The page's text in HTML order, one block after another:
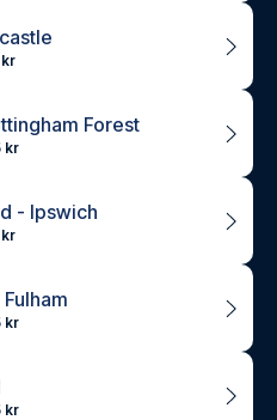
kr
Forest
kr
- Ipswich
kr
kr
kr